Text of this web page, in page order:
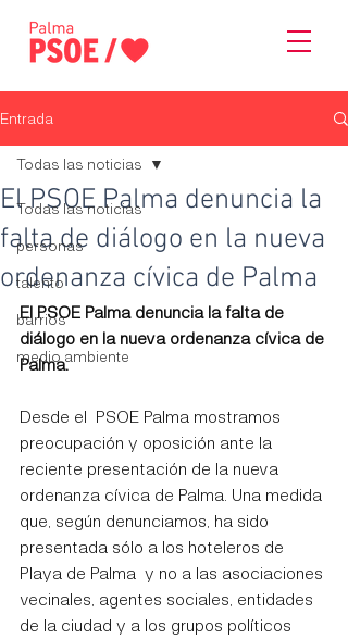
Entrada
Todas las noticias
personas
talento
barrios
medio ambiente
Todas las noticias
El PSOE Palma denuncia la
falta de diálogo en la nueva
ordenanza cívica de Palma
El PSOE Palma denuncia la falta de
diálogo en la nueva ordenanza cívica de
Palma.
Desde el  PSOE Palma mostramos
preocupación y oposición ante la
reciente presentación de la nueva
ordenanza cívica de Palma. Una medida
que, según denunciamos, ha sido
presentada sólo a los hoteleros de
Playa de Palma  y no a las asociaciones
vecinales, agentes sociales, entidades
de la ciudad y a los grupos políticos